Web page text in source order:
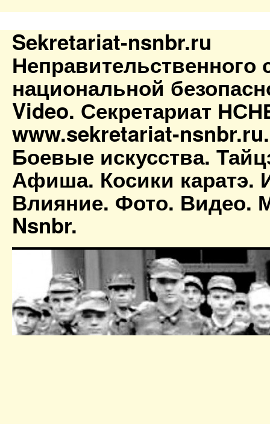
Sekretariat-nsnbr.ru
Неправительственного
национальной
Video. Секретариат
www.sekretariat-
Боевые искусства.
Афиша. Косики каратэ.
Влияние. Фото. Видео.
Nsnbr.